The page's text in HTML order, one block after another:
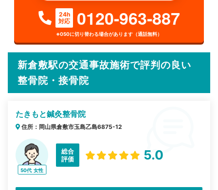
24h
対応
0120-963-887
※050に切り替わる場合があります（通話無料）
新倉敷駅の交通事故施術で評判の良い
整骨院・接骨院
たきもと鍼灸整骨院
住所：岡山県倉敷市玉島乙島6875-12
50代 女性
総合
評価
5.0